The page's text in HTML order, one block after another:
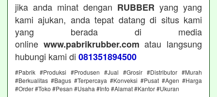
jika anda minat dengan RUBBER yang yang
kami ajukan, anda tepat datang di situs kami
yang berada di media
online www.pabrikrubber.com atau langsung
hubungi kami di 081351894500
#Pabrik #Produksi #Produsen #Jual #Grosir #Distributor #Murah
#Berkualitas #Bagus #Terpercaya #Konveksi #Pusat #Agen #Harga
#Order #Toko #Pesan #Usaha #Info #Alamat #Kantor #Ukuran